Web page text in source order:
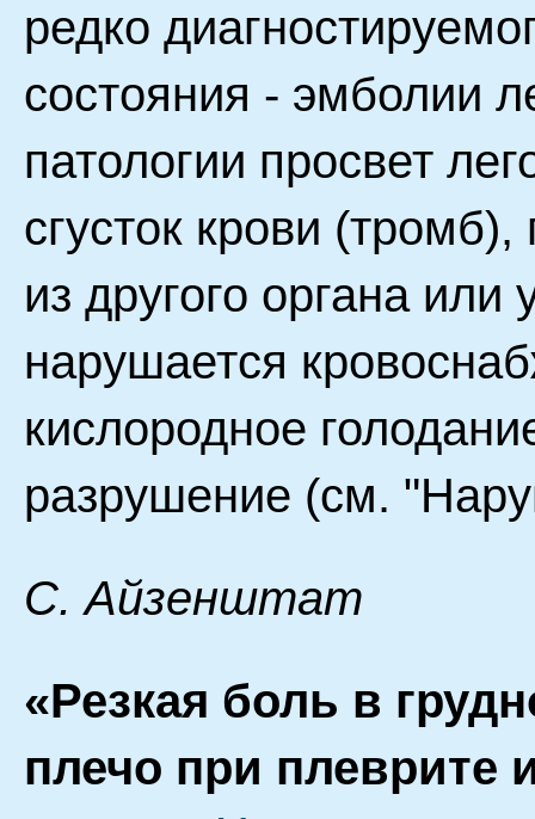
редко
состояния - эмболии
патологии просвет
сгусток крови
из другого органа или
нарушается
кислородное
разрушение (см.
С. Айзенштат
«Резкая боль в
плечо при плеврите